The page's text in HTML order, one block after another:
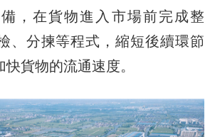
，在貨物進入市場前完成整
、分揀等程式，縮短後續環節
貨物的流通速度。